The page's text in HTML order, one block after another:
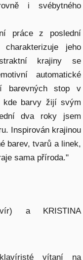
i svébytného
práce z poslední
jeho
krajiny se
automatické
barevných stop v
kde barvy žijí svým
dva roky jsem
Inspirován krajinou
barev, tvarů a linek,
sama příroda."
a KRISTINA
vítaní na